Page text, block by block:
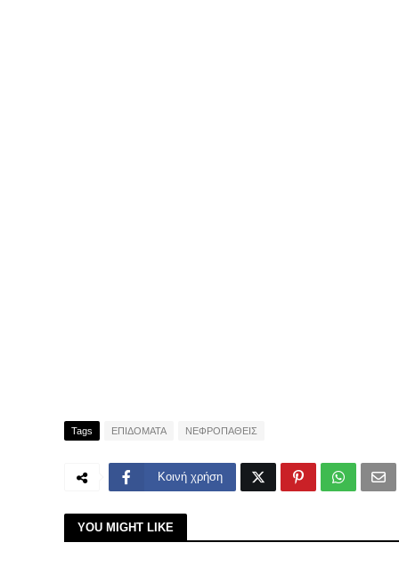
Tags ΕΠΙΔΟΜΑΤΑ ΝΕΦΡΟΠΑΘΕΙΣ
Κοινή χρήση
YOU MIGHT LIKE